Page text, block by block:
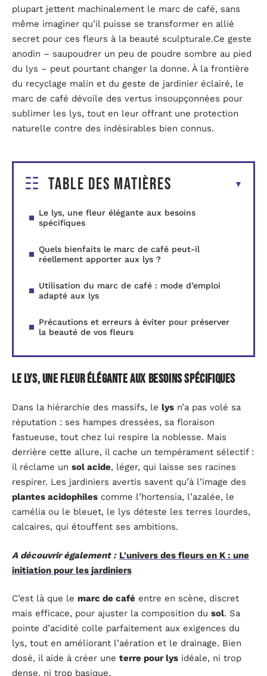
plupart jettent machinalement le marc de café, sans
même imaginer qu’il puisse se transformer en allié
secret pour ces fleurs à la beauté sculpturale.Ce geste
anodin – saupoudrer un peu de poudre sombre au pied
du lys – peut pourtant changer la donne. À la frontière
du recyclage malin et du geste de jardinier éclairé, le
marc de café dévoile des vertus insoupçonnées pour
sublimer les lys, tout en leur offrant une protection
naturelle contre des indésirables bien connus.
Table des matières
Le lys, une fleur élégante aux besoins
spécifiques
Quels bienfaits le marc de café peut-il
réellement apporter aux lys ?
Utilisation du marc de café : mode d’emploi
adapté aux lys
Précautions et erreurs à éviter pour préserver
la beauté de vos fleurs
Le lys, une fleur élégante aux besoins spécifiques
Dans la hiérarchie des massifs, le lys n’a pas volé sa
réputation : ses hampes dressées, sa floraison
fastueuse, tout chez lui respire la noblesse. Mais
derrière cette allure, il cache un tempérament sélectif :
il réclame un sol acide, léger, qui laisse ses racines
respirer. Les jardiniers avertis savent qu’à l’image des
plantes acidophiles comme l’hortensia, l’azalée, le
camélia ou le bleuet, le lys déteste les terres lourdes,
calcaires, qui étouffent ses ambitions.
A découvrir également : L'univers des fleurs en K : une
initiation pour les jardiniers
C’est là que le marc de café entre en scène, discret
mais efficace, pour ajuster la composition du sol. Sa
pointe d’acidité colle parfaitement aux exigences du
lys, tout en améliorant l’aération et le drainage. Bien
dosé, il aide à créer une terre pour lys idéale, ni trop
dense, ni trop basique.